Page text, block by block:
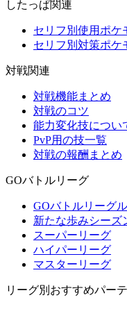
したっぱ関連
セリフ別使用ポケ
セリフ別対策ポケ
対戦関連
対戦機能まとめ
対戦のコツ
能力変化技につい
PvP用の技一覧
対戦の報酬まとめ
GOバトルリーグ
GOバトルリーグ
新たな歩みシーズ
スーパーリーグ
ハイパーリーグ
マスターリーグ
リーグ別おすすめパー